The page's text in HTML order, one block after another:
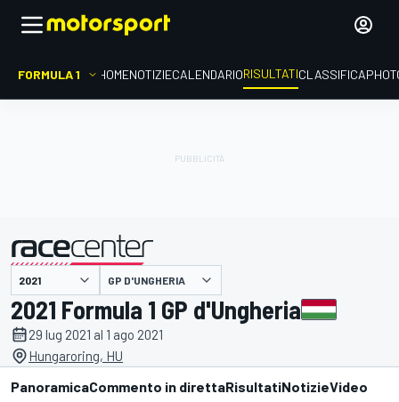
FORMULA 1 HOMENOTIZIECALENDARIORISULTATICLASSIFICA
presentato da GP D'UNGHERIA
2021 Formula 1 GP d'Ungheria
29 lug 2021 al 1 ago 2021
Hungaroring, HU
PanoramicaCommento in direttaRisultatiNotizieVideo